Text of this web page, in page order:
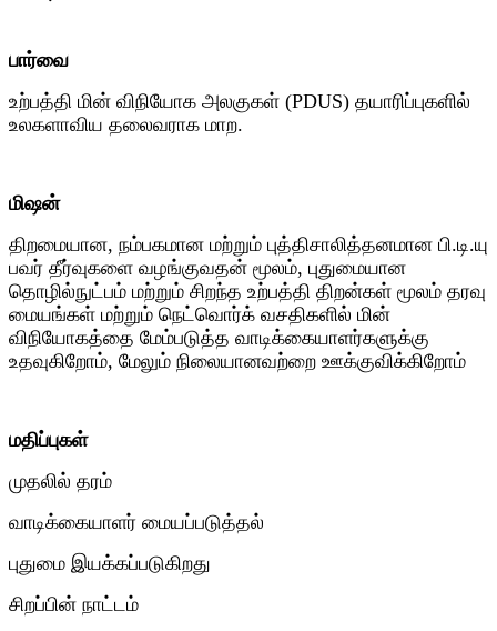
பார்வை
உற்பத்தி மின் விநியோக அலகுகள் (PDUS) தயாரிப்புகளில்
உலகளாவிய தலைவராக மாற.
மிஷன்
திறமையான, நம்பகமான மற்றும் புத்திசாலித்தனமான பி.டி.யு
பவர் தீர்வுகளை வழங்குவதன் மூலம், புதுமையான
தொழில்நுட்பம் மற்றும் சிறந்த உற்பத்தி திறன்கள் மூலம் தரவு
மையங்கள் மற்றும் நெட்வொர்க் வசதிகளில் மின்
விநியோகத்தை மேம்படுத்த வாடிக்கையாளர்களுக்கு
உதவுகிறோம், மேலும் நிலையானவற்றை ஊக்குவிக்கிறோம்
மதிப்புகள்
முதலில் தரம்
வாடிக்கையாளர் மையப்படுத்தல்
புதுமை இயக்கப்படுகிறது
சிறப்பின் நாட்டம்